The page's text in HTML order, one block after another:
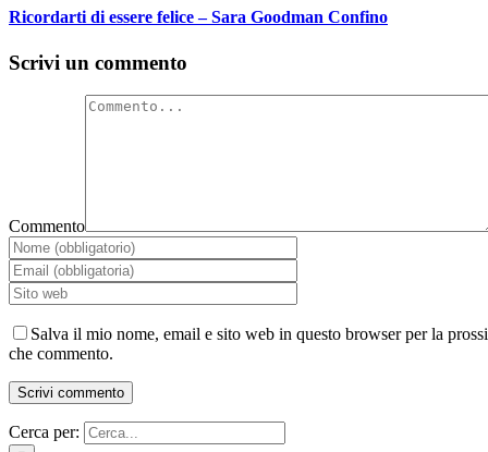
Ricordarti di essere felice – Sara Goodman Confino
Scrivi un commento
Commento
Salva il mio nome, email e sito web in questo browser per la
che commento.
Cerca per: